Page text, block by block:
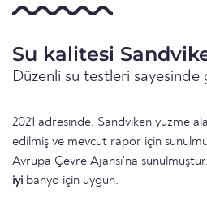
Su kalitesi
Düzenli su testleri sayesinde
2021 adresinde, Sandviken yüzme
edilmiş ve mevcut rapor için
Avrupa Çevre Ajansı'na
iyi banyo için uygun.